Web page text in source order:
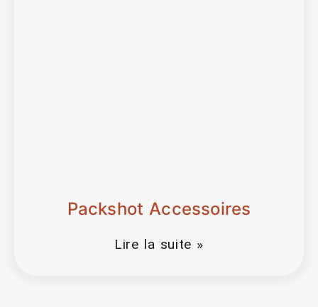
Packshot Accessoires
Lire la suite »